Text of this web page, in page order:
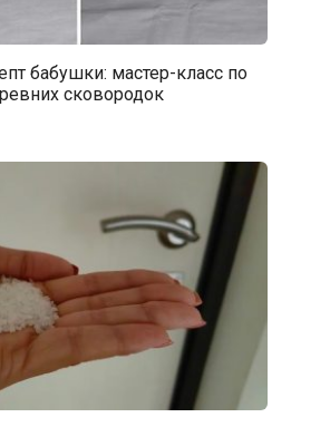
бабушки: мастер-класс по
сковородок